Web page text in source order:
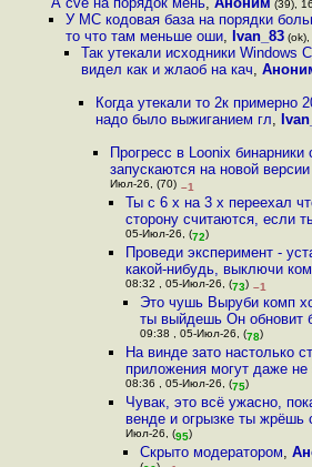
(39),
У МС кодовая база на порядки
то что там меньше оши, Ivan_83
Так утекали исходники Windows
видел как и жлаоб на кач,
Когда утекали то 2к примерно
надо было выжиганием гл,
Прогресс в Loonix
запускаются на новой
Июл-26, (70) –1
Ты с 6 x на 3 x переехал
сторону считаются, если
05-Июл-26, (72)
Проведи эксперимент -
какой-нибудь, выключи
08:32 , 05-Июл-26, (73) –1
Это чушь Выруби комп
ты выйдешь Он обновит
09:38 , 05-Июл-26, (78)
На винде зато настолько
приложения могут даже не
08:36 , 05-Июл-26, (75)
Чувак, это всё ужасно,
венде и огрызке ты жрёшь
Июл-26, (95)
Скрыто модератором,